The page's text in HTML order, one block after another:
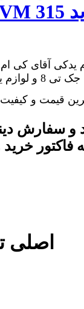
یدکی آقای کی
قیمت و کیفیت
فاکتور